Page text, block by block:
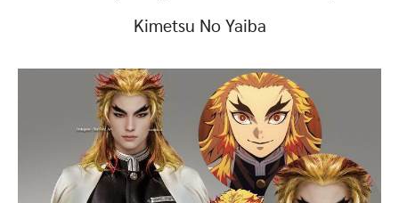
Kimetsu No Yaiba